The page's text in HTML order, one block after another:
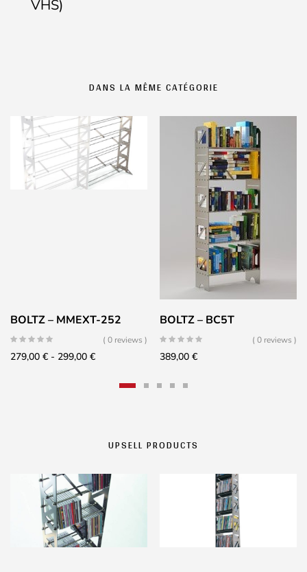
VHS)
DANS LA MÊME CATÉGORIE
BOLTZ – MMEXT-252
( 0 reviews )
279,00 € - 299,00 €Fascia
prezzo:
BOLTZ – BC5T
( 0 reviews )
389,00 €
UPSELL PRODUCTS